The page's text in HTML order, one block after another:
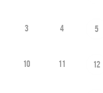
3 4 5
10 11 12